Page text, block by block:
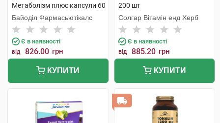
Метаболізм плюс капсули 60
шт
Байоділ Фармасьютікалс
Є в наявності
від 826.00 грн
КУПИТИ
200 шт
Солгар Вітамін енд Херб
Є в наявності
від 885.20 грн
КУПИТИ